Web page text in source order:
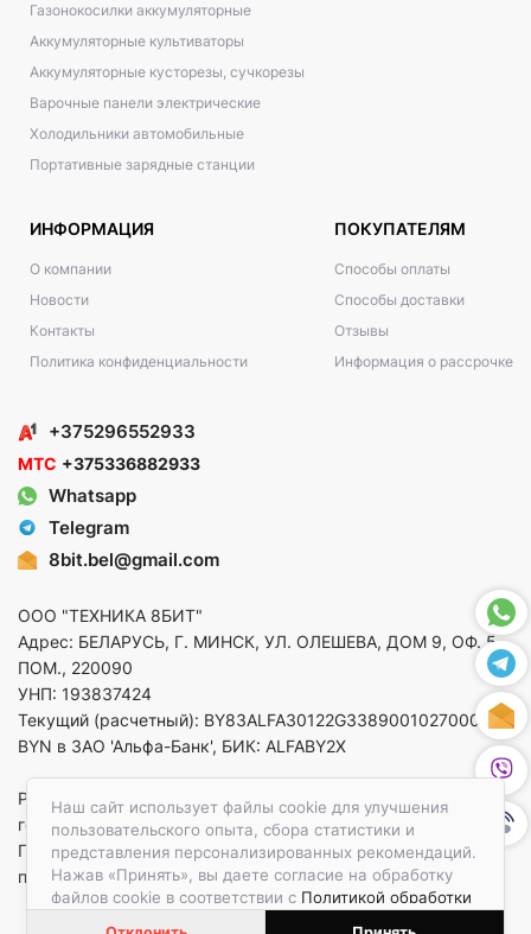
Наш сайт использует файлы cookie для улучшения
пользовательского опыта, сбора статистики и
представления персонализированных рекомендаций.
Нажав «Принять», вы даете согласие на обработку
файлов cookie в соответствии с Политикой обработки
Газонокосилки аккумуляторные
Аккумуляторные культиваторы
Аккумуляторные кусторезы, сучкорезы
Варочные панели электрические
Холодильники автомобильные
Портативные зарядные станции
ИНФОРМАЦИЯ
О компании
Новости
Контакты
Политика конфиденциальности
ПОКУПАТЕЛЯМ
Способы оплаты
Способы доставки
Отзывы
Информация о рассрочке
+375296552933
МТС +375336882933
Whatsapp
Telegram
8bit.bel@gmail.com
ООО "ТЕХНИКА 8БИТ"
Адрес: БЕЛАРУСЬ, Г. МИНСК, УЛ. ОЛЕШЕВА, ДОМ 9, ОФ. 5,
ПОМ., 220090
УНП: 193837424
Текущий (расчетный): BY83ALFA30122G33890010270000 в
BYN в ЗАО 'Альфа-Банк', БИК: ALFABY2X
Регистрация в торговом реестре от 14.08.2025 Минский
горисполком
По вопросам защиты прав потребителей
приемная:+375173783412